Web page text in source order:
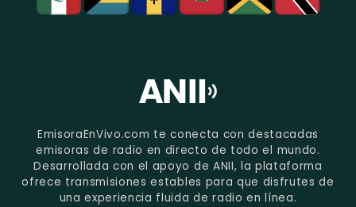
EmisoraEnVivo.com te conecta con destacadas
emisoras de radio en directo de todo el mundo.
Desarrollada con el apoyo de ANII, la plataforma
ofrece transmisiones estables para que disfrutes de
una experiencia fluida de radio en línea.